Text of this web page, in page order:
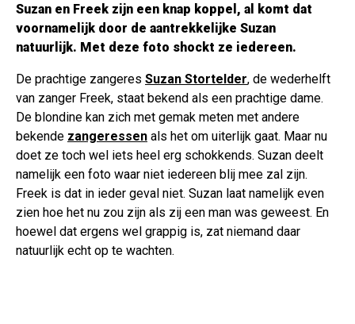
Suzan en Freek zijn een knap koppel, al komt dat
voornamelijk door de aantrekkelijke Suzan
natuurlijk. Met deze foto shockt ze iedereen.
De prachtige zangeres Suzan Stortelder, de wederhelft
van zanger Freek, staat bekend als een prachtige dame.
De blondine kan zich met gemak meten met andere
bekende zangeressen als het om uiterlijk gaat. Maar nu
doet ze toch wel iets heel erg schokkends. Suzan deelt
namelijk een foto waar niet iedereen blij mee zal zijn.
Freek is dat in ieder geval niet. Suzan laat namelijk even
zien hoe het nu zou zijn als zij een man was geweest. En
hoewel dat ergens wel grappig is, zat niemand daar
natuurlijk echt op te wachten.